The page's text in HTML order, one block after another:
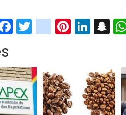
Fa
ce
o
o
k
T
wi
er
in
st
ra
m
Pi
nt
Li
n
dI
n
S
n
pc
h
at